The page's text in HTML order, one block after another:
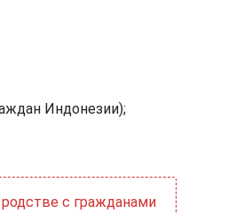
Индонезии);
с гражданами